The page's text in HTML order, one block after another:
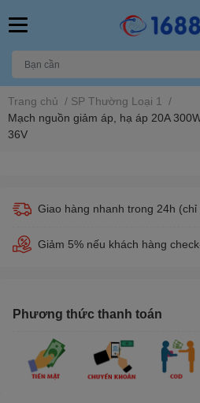
Trang chủ / SP Thường Loại 1
/
Mạch nguồn giảm áp, hạ áp 20A
36V
Giao hàng nhanh trong 24h
Giảm 5% nếu khách hàng
Phương thức thanh toán